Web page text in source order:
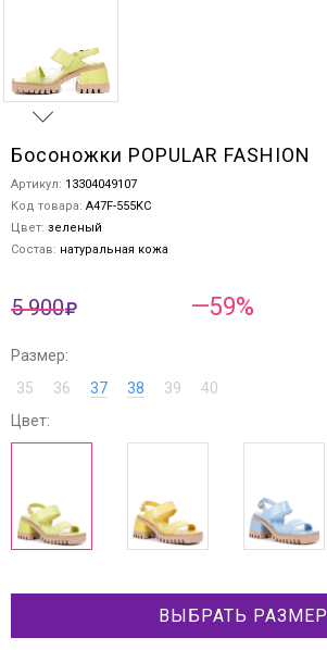
Босоножки POPULAR FASHION
Артикул: 13304049107
Код товара: A47F-555KC
Цвет: зеленый
Состав: натуральная кожа
5 900 —59%
Размер:
35
36 37 38 39
40
Цвет:
ВЫБРАТЬ РАЗМЕР